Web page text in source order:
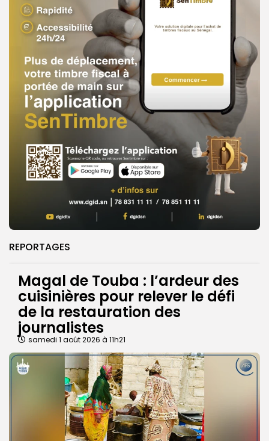
REPORTAGES
Magal de Touba : l’ardeur des
cuisinières pour relever le défi
de la restauration des
journalistes
samedi 1 août 2026 à 11h21